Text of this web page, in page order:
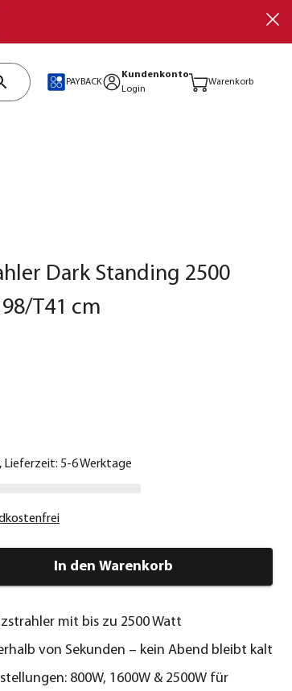
PAYBACK
Kundenkonto
Login
Warenkorb
Dark Standing 2500
T41 cm
5-6 Werktage
In den Warenkorb
mit bis zu 2500 Watt
von Sekunden – kein Abend bleibt kalt
800W, 1600W & 2500W für